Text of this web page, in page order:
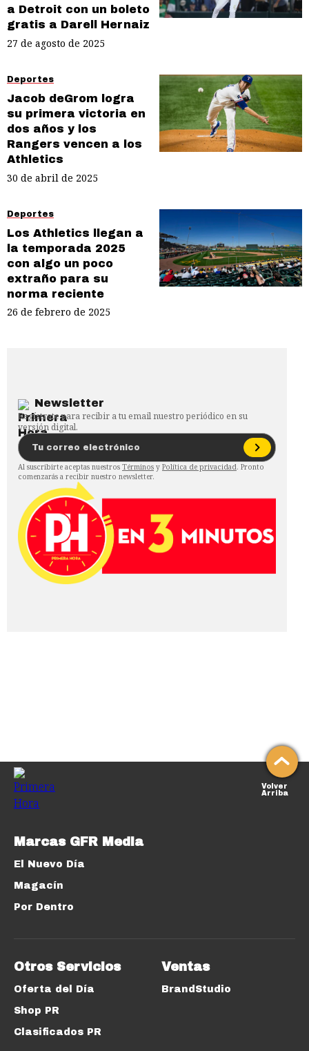
a Detroit con un boleto
gratis a Darell Hernaiz
27 de agosto de 2025
Deportes
Jacob deGrom logra
su primera victoria en
dos años y los
Rangers vencen a los
Athletics
30 de abril de 2025
Deportes
Los Athletics llegan a
la temporada 2025
con algo un poco
extraño para su
norma reciente
26 de febrero de 2025
Newsletter
Regístrate para recibir a tu email nuestro periódico en su
versión digital.
Al suscribirte aceptas nuestros Términos y Política de privacidad. Pronto
comenzarás a recibir nuestro newsletter.
Volver
Arriba
Marcas GFR Media
El Nuevo Día
Magacín
Por Dentro
Otros Servicios
Oferta del Día
Shop PR
Clasificados PR
Ventas
BrandStudio